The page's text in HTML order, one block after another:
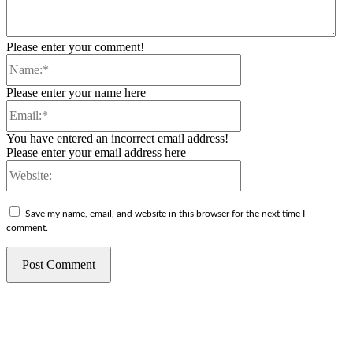
Please enter your comment!
Please enter your name here
You have entered an incorrect email address!
Please enter your email address here
Save my name, email, and website in this browser for the next time I
comment.